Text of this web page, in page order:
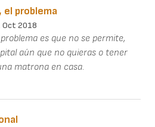
problema
Oct 2018
es que no se permite,
aún que no quieras o tener
matrona en casa.